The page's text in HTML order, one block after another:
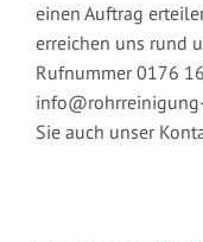
einen Auftrag
erreichen uns rund
Rufnummer 0176
Sie auch unser